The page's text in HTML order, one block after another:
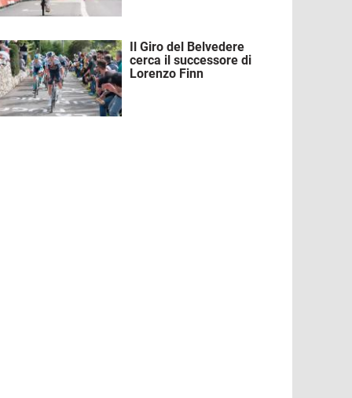
Il Giro del Belvedere
cerca il successore di
Lorenzo Finn